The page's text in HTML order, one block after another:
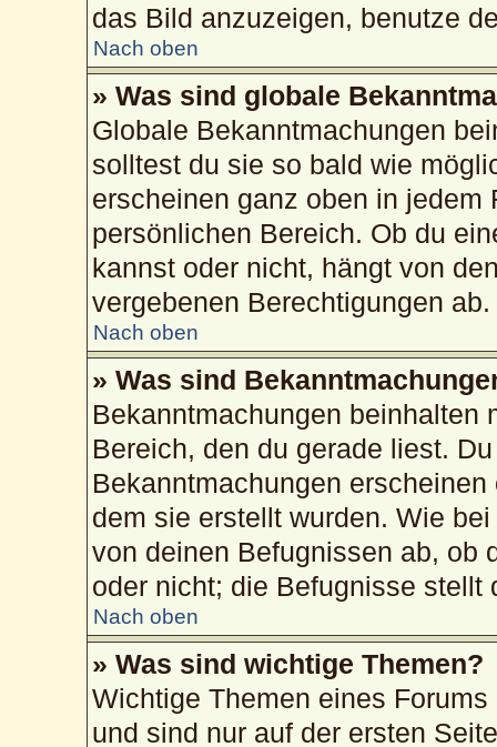
das Bild anzuzeigen, benutze
Nach oben
» Was sind globale
Globale Bekanntmachungen
solltest du sie so bald wie
erscheinen ganz oben in
persönlichen Bereich. Ob du
kannst oder nicht, hängt von
vergebenen Berechtigungen ab.
Nach oben
» Was sind
Bekanntmachungen beinhalten
Bereich, den du gerade liest.
Bekanntmachungen
dem sie erstellt wurden. Wie
von deinen Befugnissen ab, ob
oder nicht; die Befugnisse stellt
Nach oben
» Was sind wichtige Themen?
Wichtige Themen eines
und sind nur auf der ersten